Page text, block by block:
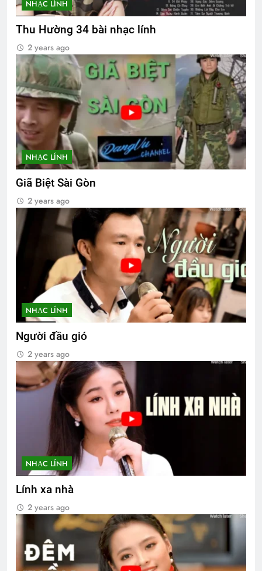
NHẠC LÍNH
Thu Hường 34 bài nhạc lính
2 years ago
NHẠC LÍNH
Giã Biệt Sài Gòn
2 years ago
NHẠC LÍNH
Người đầu gió
2 years ago
NHẠC LÍNH
Lính xa nhà
2 years ago